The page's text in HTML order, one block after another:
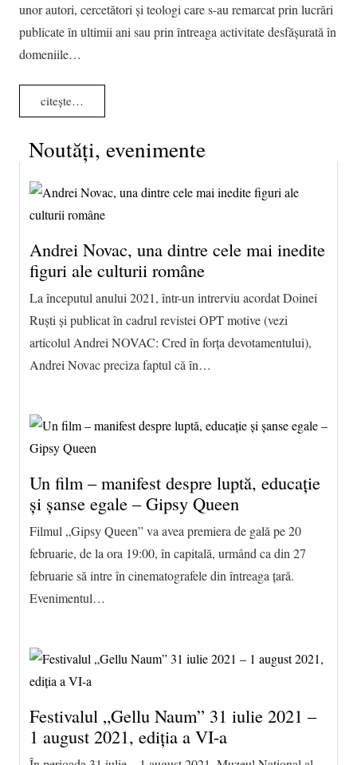
unor autori, cercetători și teologi care s-au remarcat prin lucrări
publicate în ultimii ani sau prin întreaga activitate desfășurată în
domeniile…
citește…
Noutăţi, evenimente
Andrei Novac, una dintre cele mai inedite
figuri ale culturii române
La începutul anului 2021, într-un intrerviu acordat Doinei
Ruști și publicat în cadrul revistei OPT motive (vezi
articolul Andrei NOVAC: Cred în forța devotamentului),
Andrei Novac preciza faptul că în…
Un film – manifest despre luptă, educație
și șanse egale – Gipsy Queen
Filmul „Gipsy Queen” va avea premiera de gală pe 20
februarie, de la ora 19:00, în capitală, urmând ca din 27
februarie să intre în cinematografele din întreaga țară.
Evenimentul…
Festivalul „Gellu Naum” 31 iulie 2021 –
1 august 2021, ediția a VI-a